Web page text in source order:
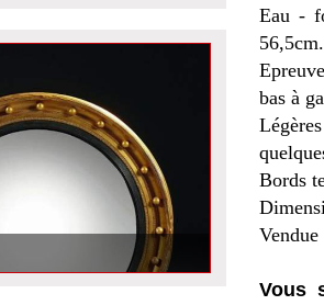
Eau -
56,5cm.
bas à
Bords
Vous